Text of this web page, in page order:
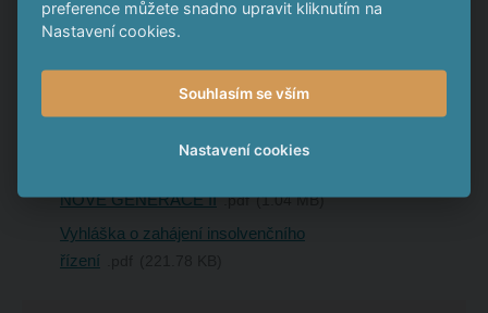
Dokumenty ke stažení
Smlouva o úpisu dluhopisů BETONOVÉ PANELY NOVÉ
pdf 354.62 KB
NOVÉ GENERACE II
pdf 1.04 MB
Vyhláška o zahájení insolvenčního
řízení
preference můžete snadno upravit kliknutím na
Nastavení cookies.
Souhlasím se vším
Nastavení cookies